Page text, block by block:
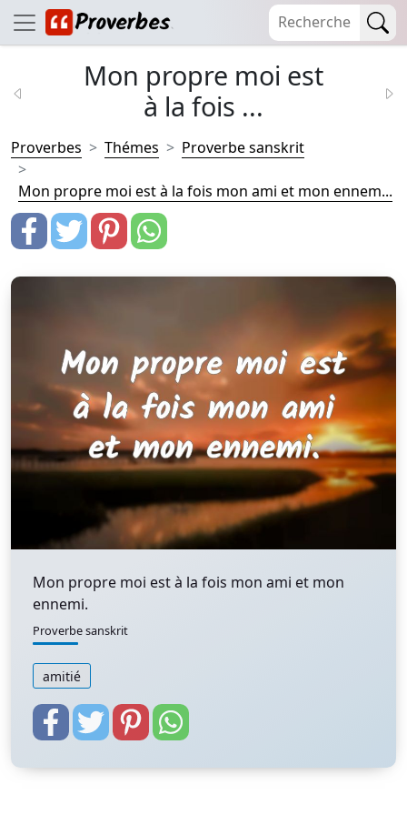
Mon propre moi est
à la fois ...
Proverbes Thémes Proverbe sanskrit
Mon propre moi est à la fois mon ami et mon ennem...
Mon propre moi est à la fois mon ami et mon
ennemi.
Proverbe sanskrit
amitié